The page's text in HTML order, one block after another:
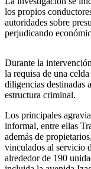
los propios
autoridades sobre
perjudicando
Durante la
la requisa de una
diligencias destinadas
estructura criminal.
Los principales
informal, entre ellas
además de
vinculados al servicio
alrededor de 190